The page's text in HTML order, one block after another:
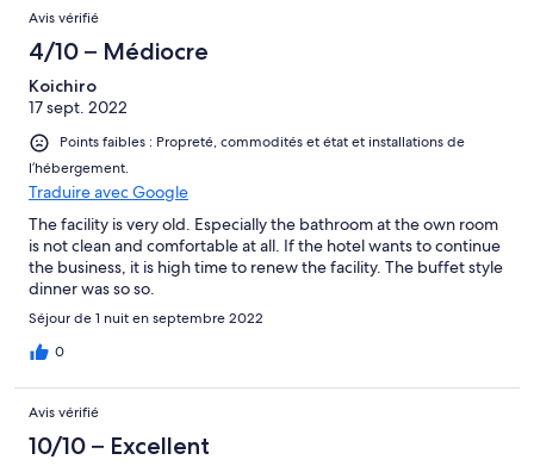
Avis vérifié
4/10 – Médiocre
Koichiro
17 sept. 2022
Points faibles : Propreté, commodités et état et installations de
l’hébergement.
Traduire avec Google
The facility is very old. Especially the bathroom at the own room
is not clean and comfortable at all. If the hotel wants to continue
the business, it is high time to renew the facility. The buffet style
dinner was so so.
Séjour de 1 nuit en septembre 2022
0
Avis vérifié
10/10 – Excellent